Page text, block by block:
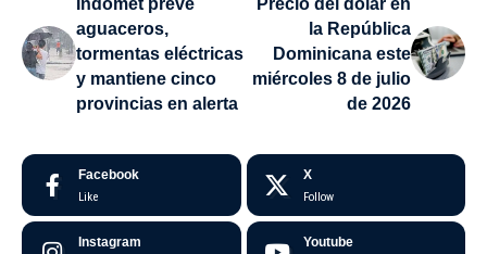
aguaceros,
tormentas eléctricas
y mantiene cinco
provincias en alerta
la República
Dominicana este
miércoles 8 de julio
de 2026
Facebook
Like
X
Follow
Instagram Youtube